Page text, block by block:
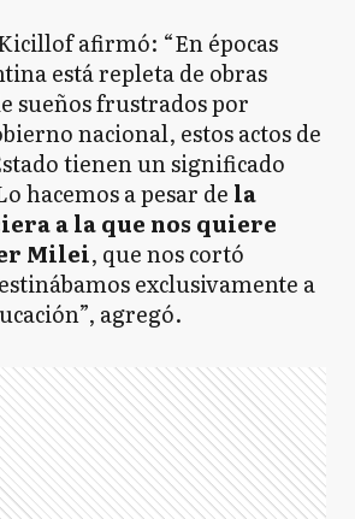
afirmó: “En épocas
está repleta de obras
sueños frustrados por
nacional, estos actos de
tienen un significado
hacemos a pesar de la
a la que nos quiere
Milei, que nos cortó
exclusivamente a
agregó.